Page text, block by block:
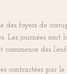
des foyers de
Les journées sont
dès
contractées par